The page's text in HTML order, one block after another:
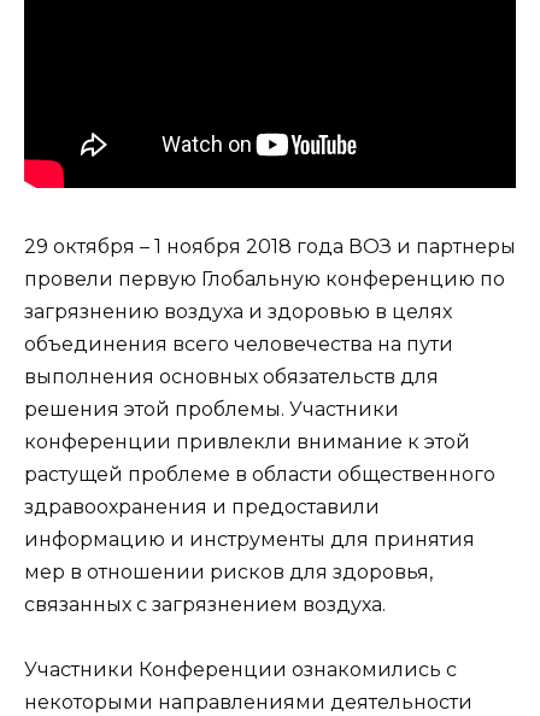
29 октября – 1 ноября 2018 года ВОЗ и партнеры
провели первую Глобальную конференцию по
загрязнению воздуха и здоровью в целях
объединения всего человечества на пути
выполнения основных обязательств для
решения этой проблемы. Участники
конференции привлекли внимание к этой
растущей проблеме в области общественного
здравоохранения и предоставили
информацию и инструменты для принятия
мер в отношении рисков для здоровья,
связанных с загрязнением воздуха.
Участники Конференции ознакомились с
некоторыми направлениями деятельности